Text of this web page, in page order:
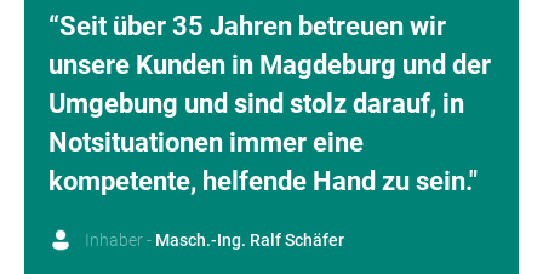
“Seit über 35 Jahren betreuen wir
unsere Kunden in Magdeburg und der
Umgebung und sind stolz darauf, in
Notsituationen immer eine
kompetente, helfende Hand zu sein."
Inhaber - Masch.-Ing. Ralf Schäfer